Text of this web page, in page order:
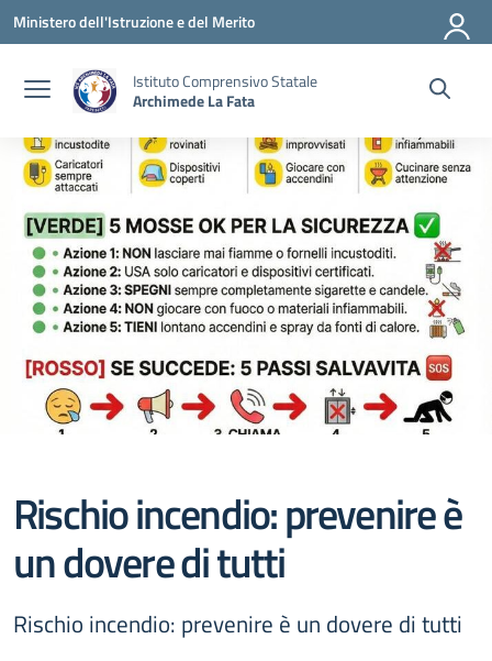
Vai ai contenuti
Vai al menu di navigazione
Vai al footer
Ministero dell'Istruzione e del Merito
Istituto Comprensivo Statale
Archimede La Fata
Rischio incendio: prevenire è
un dovere di tutti
Rischio incendio: prevenire è un dovere di tutti